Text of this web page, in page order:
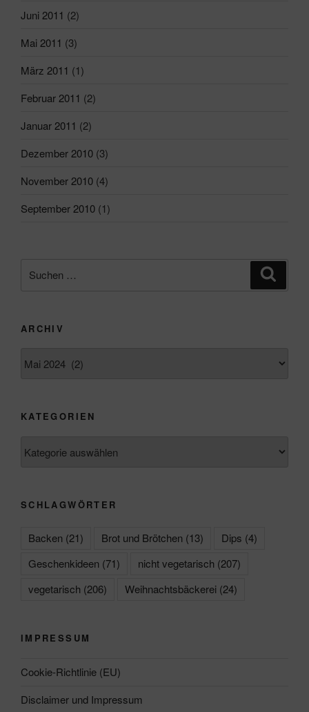
Juni 2011 (2)
Mai 2011 (3)
März 2011 (1)
Februar 2011 (2)
Januar 2011 (2)
Dezember 2010 (3)
November 2010 (4)
September 2010 (1)
nach:
ARCHIV
KATEGORIEN
SCHLAGWÖRTER
Backen (21) Brot und Brötchen (13) Dips (4)
Geschenkideen (71) nicht vegetarisch (207)
vegetarisch (206) Weihnachtsbäckerei (24)
IMPRESSUM
Cookie-Richtlinie (EU)
Disclaimer und Impressum